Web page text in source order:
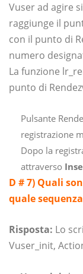
Vuser ad agire
raggiunge il
con il punto di
numero
La funzione
punto di
Pulsante
registrazione
Dopo la
attraverso
D # 7) Quali
quale
Risposta: Lo
Vuser_init,